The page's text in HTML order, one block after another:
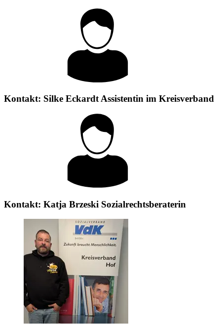
Kontakt: Silke EckardtAssistentin im Kreisverband
Kontakt: Katja Brzeski Sozialrechtsberaterin